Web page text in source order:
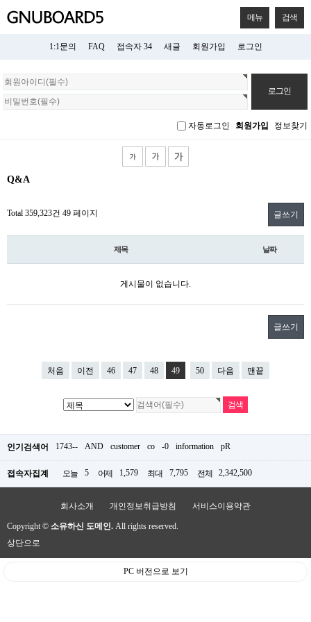
메뉴 검색
1:1문의 FAQ 접속자 34 새글 회원가입 로그인
회
원
로
자동로그인 회원가입 정보찾기
Q&A
Total 359,323건 49 페이지 글쓰기
제목 날짜
게시물이 없습니다.
글쓰기
처음 이전 46 47 48 49 50 다음 맨끝
인기검색어 1743-- AND customer co -0 information pR
접속자집계 오늘 5 어제 1,579 최대 7,795 전체 2,342,500
회사소개 개인정보취급방침 서비스이용약관
Copyright © 소유하신 도메인. All rights reserved.
상단으로
PC 버전으로 보기